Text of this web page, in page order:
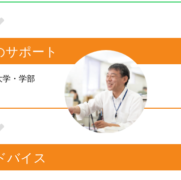
サポート
学・学部
バイス